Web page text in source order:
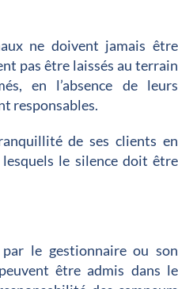
ne doivent jamais être
pas être laissés au terrain
en l’absence de leurs
responsables.
de ses clients en
le silence doit être
le gestionnaire ou son
être admis dans le